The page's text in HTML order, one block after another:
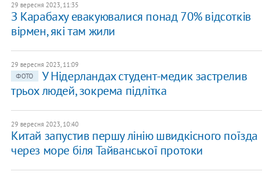
29 вересня 2023, 11:35
З Карабаху евакуювалися понад 70% відсотків
вірмен, які там жили
29 вересня 2023, 11:09
ФОТО
У Нідерландах студент-медик застрелив
трьох людей, зокрема підлітка
29 вересня 2023, 10:40
Китай запустив першу лінію швидкісного поїзда
через море біля Тайванської протоки